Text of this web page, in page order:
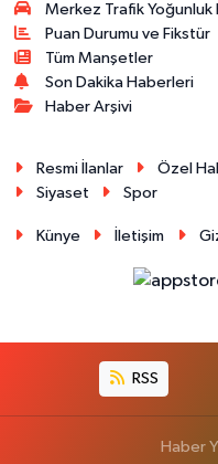
Merkez Trafik Yoğunluk
Puan Durumu ve Fikstür
Tüm Manşetler
Son Dakika Haberleri
Haber Arşivi
Resmi İlanlar Özel
Siyaset
Spor
Künye İletişim
RSS
Haber